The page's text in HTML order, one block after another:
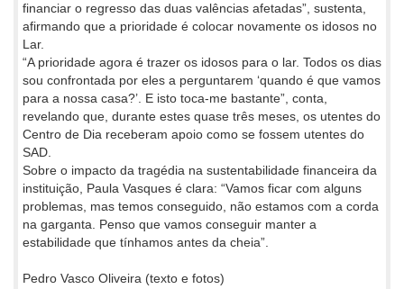
financiar o regresso das duas valências afetadas”, sustenta,
afirmando que a prioridade é colocar novamente os idosos no
Lar.
“A prioridade agora é trazer os idosos para o lar. Todos os dias
sou confrontada por eles a perguntarem ‘quando é que vamos
para a nossa casa?’. E isto toca-me bastante”, conta,
revelando que, durante estes quase três meses, os utentes do
Centro de Dia receberam apoio como se fossem utentes do
SAD.
Sobre o impacto da tragédia na sustentabilidade financeira da
instituição, Paula Vasques é clara: “Vamos ficar com alguns
problemas, mas temos conseguido, não estamos com a corda
na garganta. Penso que vamos conseguir manter a
estabilidade que tínhamos antes da cheia”.
Pedro Vasco Oliveira (texto e fotos)